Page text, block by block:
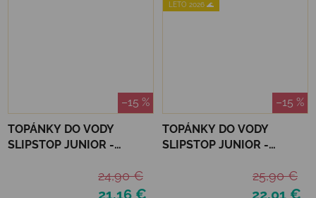
–15 %
TOPÁNKY DO VODY
SLIPSTOP JUNIOR -
21,16 €
24,90 €
LETO 2026 🌊
–15 %
TOPÁNKY DO VODY
SLIPSTOP JUNIOR -
22,01 €
25,90 €